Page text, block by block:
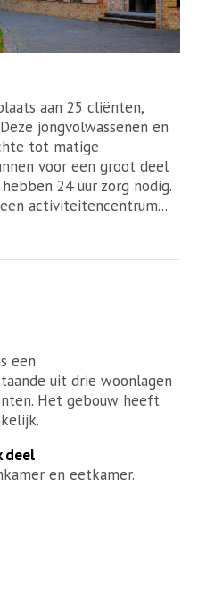
aan 25 cliënten,
jongvolwassenen en
tot matige
voor een groot deel
24 uur zorg nodig.
activiteitencentrum...
een
uit drie woonlagen
Het gebouw heeft
deel
en eetkamer.